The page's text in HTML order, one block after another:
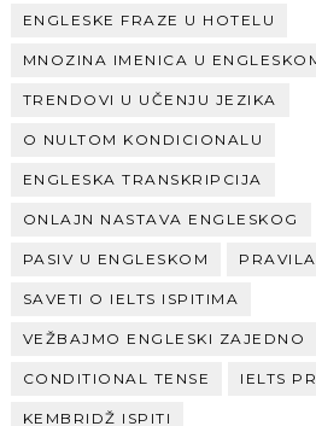
ENGLESKE FRAZE U HOTELU
MNOZINA IMENICA U
TRENDOVI U UČENJU JEZIKA
O NULTOM KONDICIONALU
ENGLESKA TRANSKRIPCIJA
ONLAJN NASTAVA ENGLESKOG
PASIV U ENGLESKOM
SAVETI O IELTS ISPITIMA
VEŽBAJMO ENGLESKI ZAJEDNO
CONDITIONAL TENSE IELTS
KEMBRIDŽ ISPITI